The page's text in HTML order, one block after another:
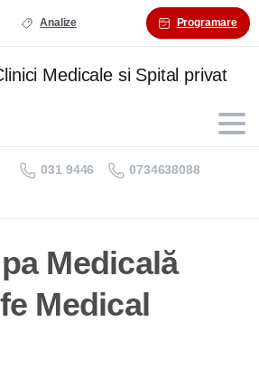
Analize Programare
031 9446 0734638088
Medicală
Medical